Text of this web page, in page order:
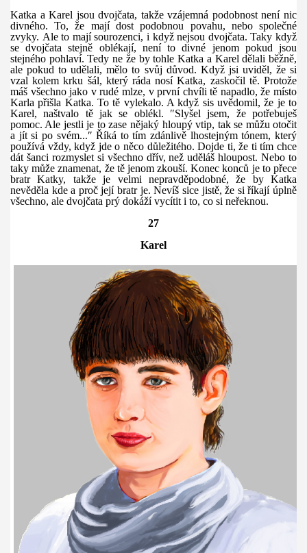
Katka a Karel jsou dvojčata, takže vzájemná podobnost není nic
divného. To, že mají dost podobnou povahu, nebo společné
zvyky. Ale to mají sourozenci, i když nejsou dvojčata. Taky když
se dvojčata stejně oblékají, není to divné jenom pokud jsou
stejného pohlaví. Tedy ne že by tohle Katka a Karel dělali běžně,
ale pokud to udělali, mělo to svůj důvod. Když jsi uviděl, že si
vzal kolem krku šál, který ráda nosí Katka, zaskočil tě. Protože
máš všechno jako v rudé mlze, v první chvíli tě napadlo, že místo
Karla přišla Katka. To tě vylekalo. A když sis uvědomil, že je to
Karel, naštvalo tě jak se oblékl. ″Slyšel jsem, že potřebuješ
pomoc. Ale jestli je to zase nějaký hloupý vtip, tak se můžu otočit
a jít si po svém...″ Říká to tím zdánlivě lhostejným tónem, který
používá vždy, když jde o něco důležitého. Dojde ti, že ti tím chce
dát šanci rozmyslet si všechno dřív, než uděláš hloupost. Nebo to
taky může znamenat, že tě jenom zkouší. Konec konců je to přece
bratr Katky, takže je velmi nepravděpodobné, že by Katka
nevěděla kde a proč její bratr je. Nevíš sice jistě, že si říkají úplně
všechno, ale dvojčata prý dokáží vycítit i to, co si neřeknou.
27
Karel